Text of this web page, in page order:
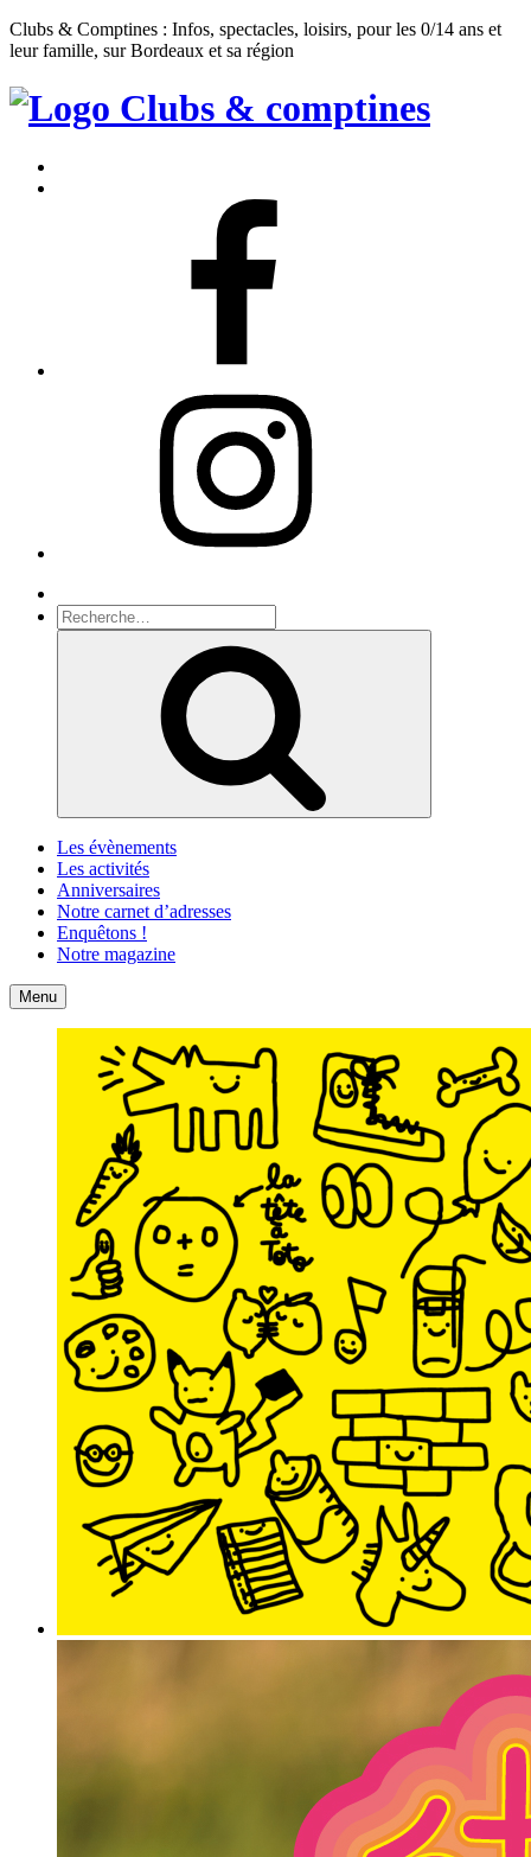
Clubs & Comptines : Infos, spectacles, loisirs, pour les 0/14 ans et
leur famille, sur Bordeaux et sa région
Clubs
Comptines
Recherche
pour
Les évènements
Les activités
Anniversaires
Notre carnet d’adresses
Enquêtons !
Notre magazine
Accueil
Menu Contact